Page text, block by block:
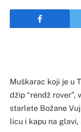
Muškarac koji je u
džip “rendž
starlete Božane
licu i kapu na